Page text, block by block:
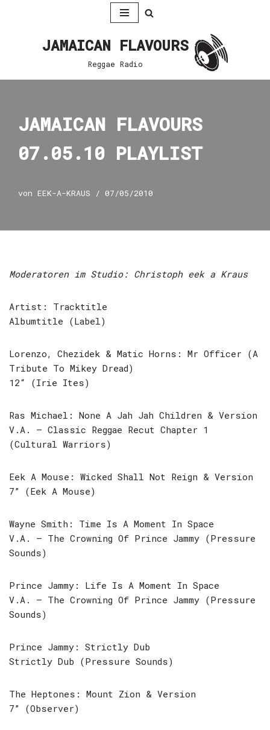
JAMAICAN FLAVOURS
Reggae Radio
JAMAICAN FLAVOURS
07.05.10 PLAYLIST
von EEK-A-KRAUS 07/05/2010
Moderatoren im Studio: Christoph eek a Kraus
Artist: Tracktitle
Albumtitle (Label)
Lorenzo, Chezidek & Matic Horns: Mr Officer (A
Tribute To Mikey Dread)
12“ (Irie Ites)
Ras Michael: None A Jah Jah Children & Version
V.A. – Classic Reggae Recut Chapter 1
(Cultural Warriors)
Eek A Mouse: Wicked Shall Not Reign & Version
7” (Eek A Mouse)
Wayne Smith: Time Is A Moment In Space
V.A. – The Crowning Of Prince Jammy (Pressure
Sounds)
Prince Jammy: Life Is A Moment In Space
V.A. – The Crowning Of Prince Jammy (Pressure
Sounds)
Prince Jammy: Strictly Dub
Strictly Dub (Pressure Sounds)
The Heptones: Mount Zion & Version
7” (Observer)